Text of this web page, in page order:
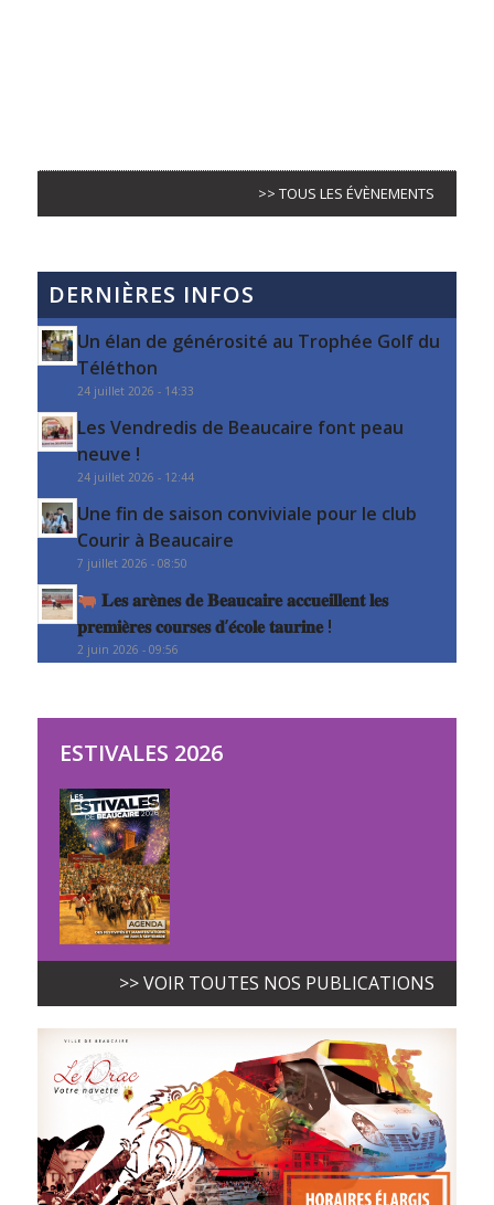
>> TOUS LES ÉVÈNEMENTS
DERNIÈRES INFOS
Un élan de générosité au Trophée Golf du
Téléthon
24 juillet 2026 - 14:33
Les Vendredis de Beaucaire font peau
neuve !
24 juillet 2026 - 12:44
Une fin de saison conviviale pour le club
Courir à Beaucaire
7 juillet 2026 - 08:50
𝐋𝐞𝐬 𝐚𝐫𝐞̀𝐧𝐞𝐬 𝐝𝐞 𝐁𝐞𝐚𝐮𝐜𝐚𝐢𝐫𝐞 𝐚𝐜𝐜𝐮𝐞𝐢𝐥𝐥𝐞𝐧𝐭 𝐥𝐞𝐬
𝐩𝐫𝐞𝐦𝐢𝐞̀𝐫𝐞𝐬 𝐜𝐨𝐮𝐫𝐬𝐞𝐬 𝐝’𝐞́𝐜𝐨𝐥𝐞 𝐭𝐚𝐮𝐫𝐢𝐧𝐞 !
2 juin 2026 - 09:56
ESTIVALES 2026
>> VOIR TOUTES NOS PUBLICATIONS